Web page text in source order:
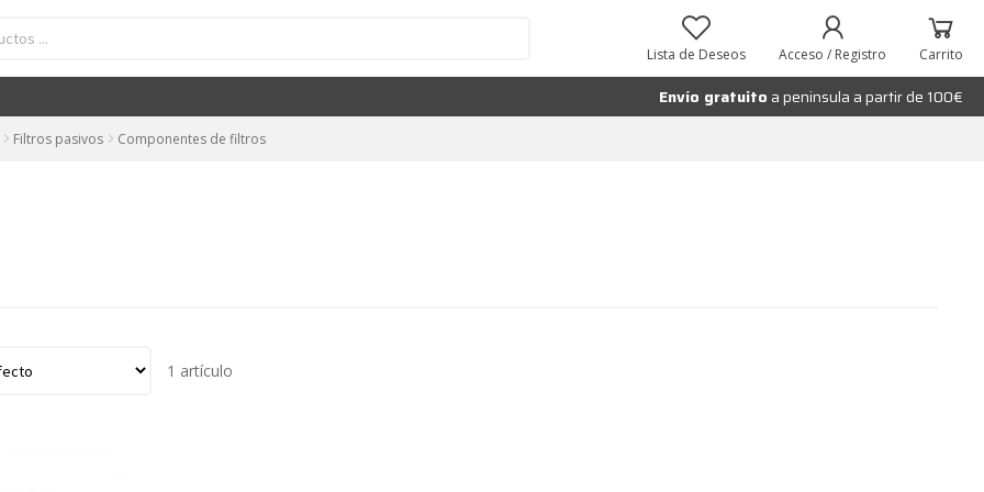
Lista de Deseos Acceso / Registro Carrito
Envío gratuito a peninsula a partir de 100€
Filtros pasivos Componentes de filtros
1 artículo